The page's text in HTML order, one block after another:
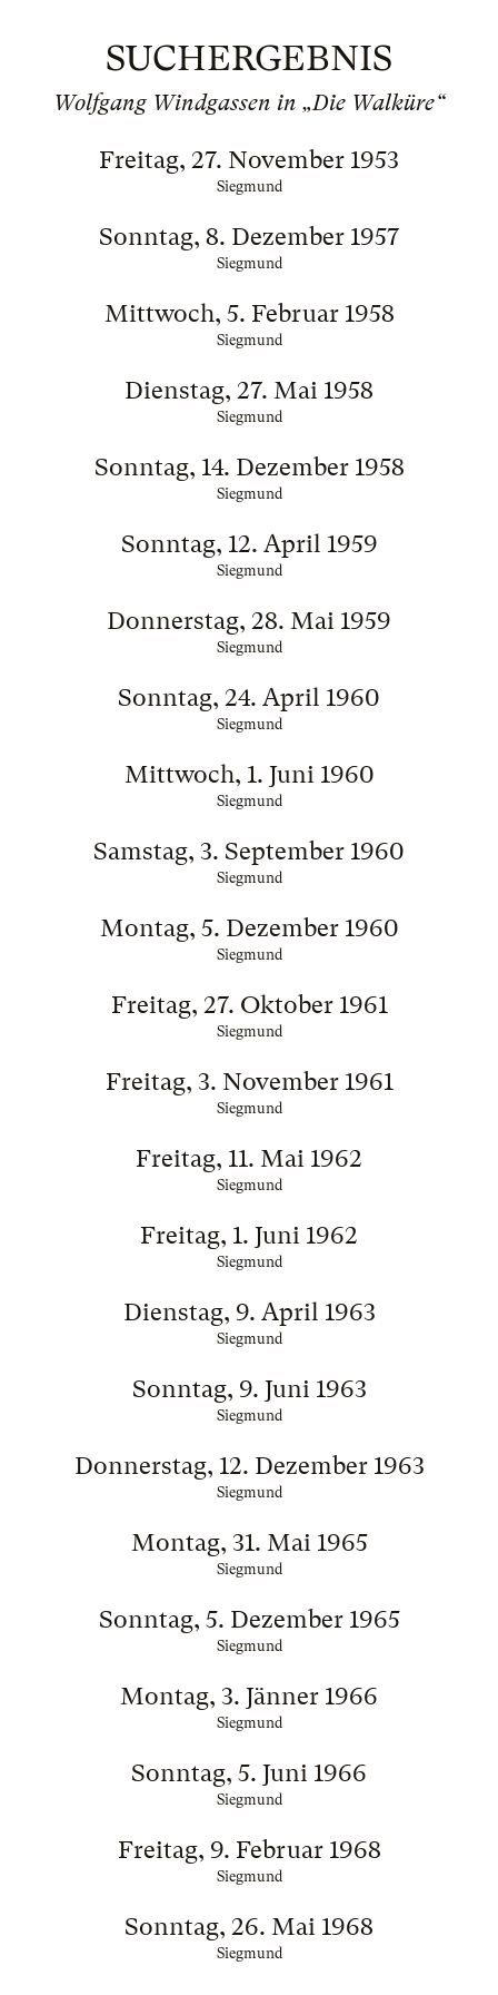
SUCHERGEBNIS
Wolfgang Windgassen in „Die Walküre“
Freitag, 27. November 1953
Siegmund
Sonntag, 8. Dezember 1957
Siegmund
Mittwoch, 5. Februar 1958
Siegmund
Dienstag, 27. Mai 1958
Siegmund
Sonntag, 14. Dezember 1958
Siegmund
Sonntag, 12. April 1959
Siegmund
Donnerstag, 28. Mai 1959
Siegmund
Sonntag, 24. April 1960
Siegmund
Mittwoch, 1. Juni 1960
Siegmund
Samstag, 3. September 1960
Siegmund
Montag, 5. Dezember 1960
Siegmund
Freitag, 27. Oktober 1961
Siegmund
Freitag, 3. November 1961
Siegmund
Freitag, 11. Mai 1962
Siegmund
Freitag, 1. Juni 1962
Siegmund
Dienstag, 9. April 1963
Siegmund
Sonntag, 9. Juni 1963
Siegmund
Donnerstag, 12. Dezember 1963
Siegmund
Montag, 31. Mai 1965
Siegmund
Sonntag, 5. Dezember 1965
Siegmund
Montag, 3. Jänner 1966
Siegmund
Sonntag, 5. Juni 1966
Siegmund
Freitag, 9. Februar 1968
Siegmund
Sonntag, 26. Mai 1968
Siegmund